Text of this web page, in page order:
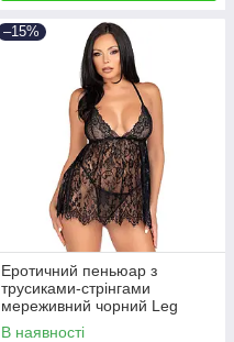
–15%
Еротичний пеньюар з
трусиками-стрінгами
мереживний чорний Leg
Avenue Floral, розмір S Talla
В наявності